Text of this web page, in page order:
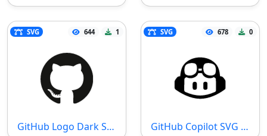
SVG 644 1
GitHub Logo Dark SVG Dosyası
SVG 678 0
GitHub Copilot SVG Dosyası